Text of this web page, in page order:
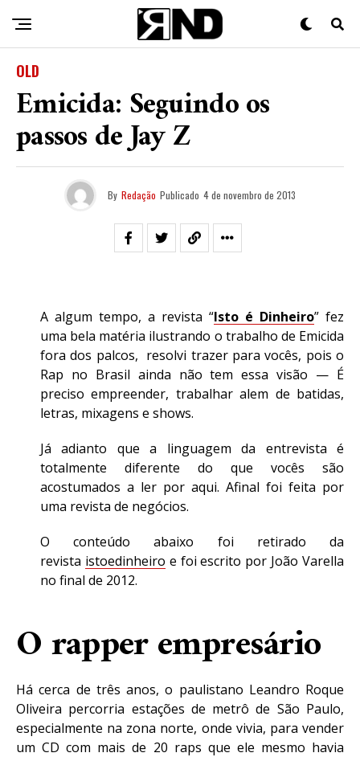
OLD
Emicida: Seguindo os
passos de Jay Z
By Redação Publicado 4 de novembro de 2013
A algum tempo, a revista “Isto é Dinheiro” fez
uma bela matéria ilustrando o trabalho de Emicida
fora dos palcos, resolvi trazer para vocês, pois o
Rap no Brasil ainda não tem essa visão — É
preciso empreender, trabalhar alem de batidas,
letras, mixagens e shows.
Já adianto que a linguagem da entrevista é
totalmente diferente do que vocês são
acostumados a ler por aqui. Afinal foi feita por
uma revista de negócios.
O conteúdo abaixo foi retirado da
revista istoedinheiro e foi escrito por João Varella
no final de 2012.
O rapper empresário
Há cerca de três anos, o paulistano Leandro Roque
Oliveira percorria estações de metrô de São Paulo,
especialmente na zona norte, onde vivia, para vender
um CD com mais de 20 raps que ele mesmo havia